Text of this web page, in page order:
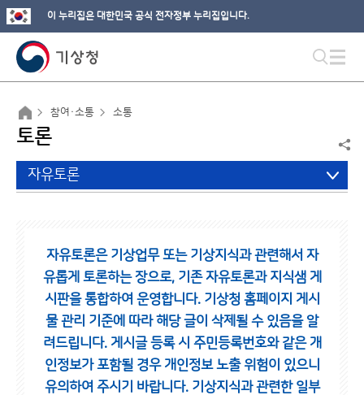
이 누리집은 대한민국 공식 전자정부 누리집입니다.
참여·소통 소통
토론
자유토론
자유토론은 기상업무 또는 기상지식과 관련해서 자
유롭게 토론하는 장으로, 기존 자유토론과 지식샘 게
시판을 통합하여 운영합니다. 기상청 홈페이지 게시
물 관리 기준에 따라 해당 글이 삭제될 수 있음을 알
려드립니다. 게시글 등록 시 주민등록번호와 같은 개
인정보가 포함될 경우 개인정보 노출 위험이 있으니
유의하여 주시기 바랍니다. 기상지식과 관련한 일부